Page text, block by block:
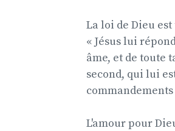
La loi de Dieu est
« Jésus lui
âme, et de toute
second, qui lui
L'amour pour